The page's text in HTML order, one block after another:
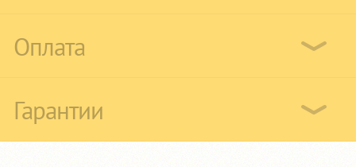
Оплата
Гарантии